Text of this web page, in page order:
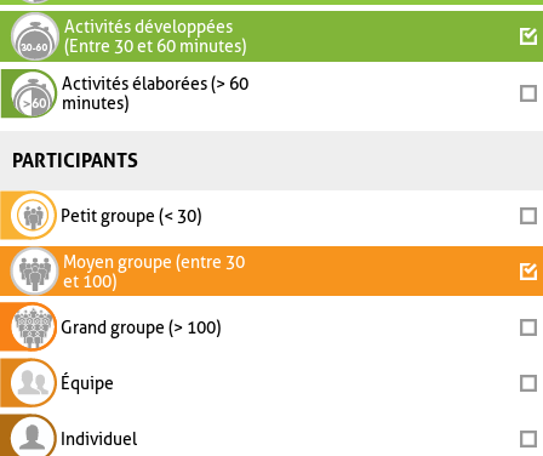
Activités développées
(Entre 30 et 60 minutes)
Activités élaborées (> 60
minutes)
PARTICIPANTS
Petit groupe (< 30)
Moyen groupe (entre 30
et 100)
Grand groupe (> 100)
Équipe
Individuel